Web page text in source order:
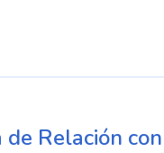
de Relación